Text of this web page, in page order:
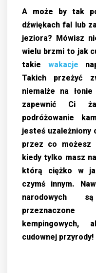
A może by tak
dźwiękach fal lub
jeziora? Mówisz
wielu brzmi to jak
takie wakacje
Takich przeżyć
niemalże na
zapewnić Ci
podróżowanie
jesteś uzależniony
przez co możesz
kiedy tylko masz
którą ciężko w
czymś innym.
narodowych
cudownej przyrody!